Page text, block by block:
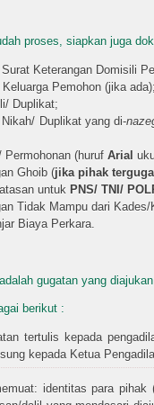
proses, siapkan juga
Keterangan Domisili
Pemohon (jika ada);
Duplikat;
Duplikat yang di-
Permohonan (huruf Arial
Ghoib (jika pihak
untuk PNS/ TNI/
Tidak Mampu dari
Biaya Perkara.
gugatan yang
berikut :
tertulis kepada
kepada Ketua
identitas para